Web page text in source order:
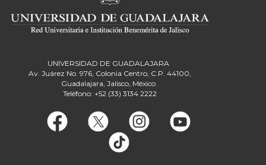
UNIVERSIDAD DE GUADALAJARA
Av. Juárez No. 976, Colonia Centro, C.P. 44100,
Guadalajara, Jalisco, México
Teléfono: +52 (33) 3134 2222